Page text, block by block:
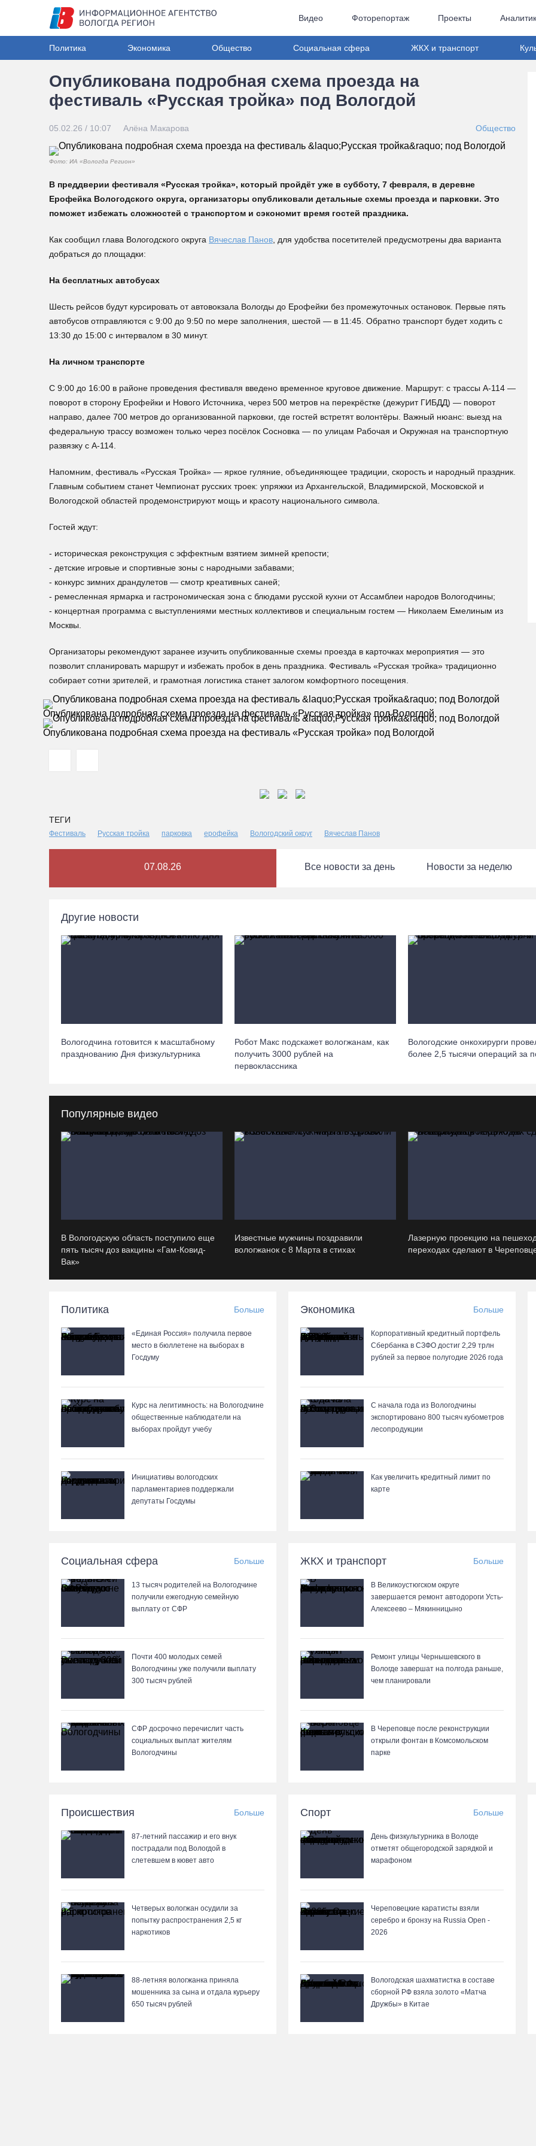
Видео Фоторепортаж Проекты
Политика Экономика Общество Социальная сфера ЖКХ и транспорт
Опубликована подробная схема проезда на
фестиваль «Русская тройка» под Вологдой
05.02.26 / 10:07 Алёна Макарова Общество
Фото: ИА «Вологда Регион»
В преддверии фестиваля «Русская тройка», который пройдёт уже в субботу, 7 февраля, в деревне
Ерофейка Вологодского округа, организаторы опубликовали детальные схемы проезда и парковки. Это
поможет избежать сложностей с транспортом и сэкономит время гостей праздника.
Как сообщил глава Вологодского округа Вячеслав Панов , для удобства посетителей предусмотрены два варианта
добраться до площадки:
На бесплатных автобусах
Шесть рейсов будут курсировать от автовокзала Вологды до Ерофейки без промежуточных остановок. Первые пять
автобусов отправляются с 9:00 до 9:50 по мере заполнения, шестой — в 11:45. Обратно транспорт будет ходить с
13:30 до 15:00 с интервалом в 30 минут.
На личном транспорте
С 9:00 до 16:00 в районе проведения фестиваля введено временное круговое движение. Маршрут: с трассы А-114 —
поворот в сторону Ерофейки и Нового Источника, через 500 метров на перекрёстке (дежурит ГИБДД) — поворот
направо, далее 700 метров до организованной парковки, где гостей встретят волонтёры. Важный нюанс: выезд на
федеральную трассу возможен только через посёлок Сосновка — по улицам Рабочая и Окружная на транспортную
развязку с А-114.
Напомним, фестиваль «Русская Тройка» — яркое гуляние, объединяющее традиции, скорость и народный праздник.
Главным событием станет Чемпионат русских троек: упряжки из Архангельской, Владимирской, Московской и
Вологодской областей продемонстрируют мощь и красоту национального символа.
Гостей ждут:
- историческая реконструкция с эффектным взятием зимней крепости;
- детские игровые и спортивные зоны с народными забавами;
- конкурс зимних драндулетов — смотр креативных саней;
- ремесленная ярмарка и гастрономическая зона с блюдами русской кухни от Ассамблеи народов Вологодчины;
- концертная программа с выступлениями местных коллективов и специальным гостем — Николаем Емелиным из
Москвы.
Организаторы рекомендуют заранее изучить опубликованные схемы проезда в карточках мероприятия — это
позволит спланировать маршрут и избежать пробок в день праздника. Фестиваль «Русская тройка» традиционно
собирает сотни зрителей, и грамотная логистика станет залогом комфортного посещения.
Опубликована подробная схема проезда на фестиваль «Русская тройка» под Вологдой
Опубликована подробная схема проезда на фестиваль «Русская тройка» под Вологдой
ТЕГИ
Фестиваль Русская тройка парковка ерофейка Вологодский округ Вячеслав Панов
07.08.26 Все новости за день Новости за неделю
Другие новости
Вологодчина готовится к масштабному
празднованию Дня физкультурника
Робот Макс подскажет вологжанам, как
получить 3000 рублей на
первоклассника
Вологодские онкохирурги
более 2,5 тыcячи операций за
Популярные видео
В Вологодскую область поступило еще
пять тысяч доз вакцины «Гам-Ковид-
Вак»
Известные мужчины поздравили
вологжанок с 8 Марта в стихах
Лазерную проекцию на
переходах сделают в
Политика Больше
«Единая Россия» получила первое
место в бюллетене на выборах в
Госдуму
Курс на легитимность: на Вологодчине
общественные наблюдатели на
выборах пройдут учебу
Инициативы вологодских
парламентариев поддержали
депутаты Госдумы
Экономика Больше
Корпоративный кредитный портфель
Сбербанка в СЗФО достиг 2,29 трлн
рублей за первое полугодие 2026 года
С начала года из Вологодчины
экспортировано 800 тысяч кубометров
лесопродукции
Как увеличить кредитный лимит по
карте
Социальная сфера Больше
13 тысяч родителей на Вологодчине
получили ежегодную семейную
выплату от СФР
Почти 400 молодых семей
Вологодчины уже получили выплату
300 тысяч рублей
СФР досрочно перечислит часть
социальных выплат жителям
Вологодчины
ЖКХ и транспорт Больше
В Великоустюгском округе
завершается ремонт автодороги Усть-
Алексеево – Мякинницыно
Ремонт улицы Чернышевского в
Вологде завершат на полгода раньше,
чем планировали
В Череповце после реконструкции
открыли фонтан в Комсомольском
парке
Происшествия Больше
87-летний пассажир и его внук
пострадали под Вологдой в
слетевшем в кювет авто
Четверых вологжан осудили за
попытку распространения 2,5 кг
наркотиков
88-летняя вологжанка приняла
мошенника за сына и отдала курьеру
650 тысяч рублей
Спорт Больше
День физкультурника в Вологде
отметят общегородской зарядкой и
марафоном
Череповецкие каратисты взяли
серебро и бронзу на Russia Open -
2026
Вологодская шахматистка в составе
сборной РФ взяла золото «Матча
Дружбы» в Китае